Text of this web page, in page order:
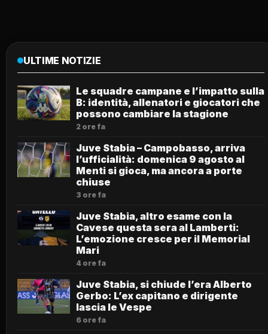
ULTIME NOTIZIE
Le squadre campane e l’impatto sulla
B: identità, allenatori e giocatori che
possono cambiare la stagione
2 ore fa
Juve Stabia – Campobasso, arriva
l’ufficialità: domenica 9 agosto al
Menti si gioca, ma ancora a porte
chiuse
3 ore fa
Juve Stabia, altro esame con la
Cavese questa sera al Lamberti:
L’emozione cresce per il Memorial
Mari
4 ore fa
Juve Stabia, si chiude l’era Alberto
Gerbo: L’ex capitano e dirigente
lascia le Vespe
6 ore fa